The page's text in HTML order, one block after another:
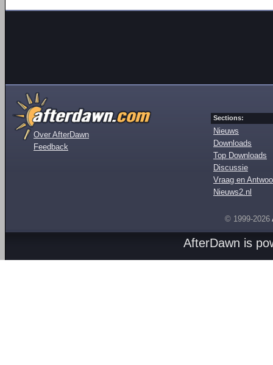
Over AfterDawn
Feedback
Sections:
Nieuws
Downloads
Top Downloads
Discussie
Vraag en
Nieuws2.nl
© 1999-2026
AfterDawn is